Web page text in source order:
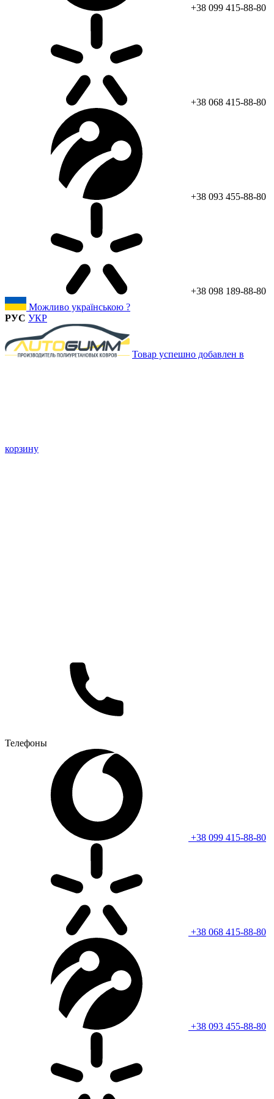
+38 099 415-88-80
+38 068 415-88-80
+38 093 455-88-80
+38 098 189-88-80
Можливо українською ?
РУС УКР
Товар успешно добавлен в
корзину
Телефоны
+38 099 415-88-80
+38 068 415-88-80
+38 093 455-88-80